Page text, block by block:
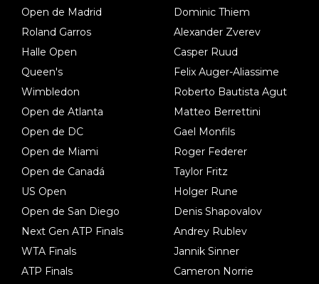
Open de Madrid
Roland Garros
Halle Open
Queen's
Wimbledon
Open de Atlanta
Open de DC
Open de Miami
Open de Canadá
US Open
Open de San Diego
Next Gen ATP Finals
WTA Finals
ATP Finals
Dominic Thiem
Alexander Zverev
Casper Ruud
Felix Auger-Aliassime
Roberto Bautista Agut
Matteo Berrettini
Gael Monfils
Roger Federer
Taylor Fritz
Holger Rune
Denis Shapovalov
Andrey Rublev
Jannik Sinner
Cameron Norrie